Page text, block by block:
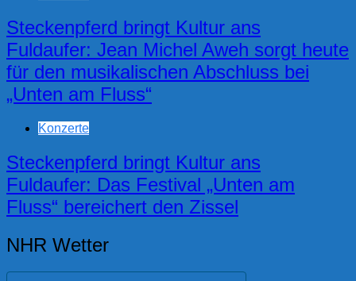
Steckenpferd bringt Kultur ans
Fuldaufer: Jean Michel Aweh sorgt heute
für den musikalischen Abschluss bei
„Unten am Fluss“
Konzerte
Steckenpferd bringt Kultur ans
Fuldaufer: Das Festival „Unten am
Fluss“ bereichert den Zissel
NHR Wetter